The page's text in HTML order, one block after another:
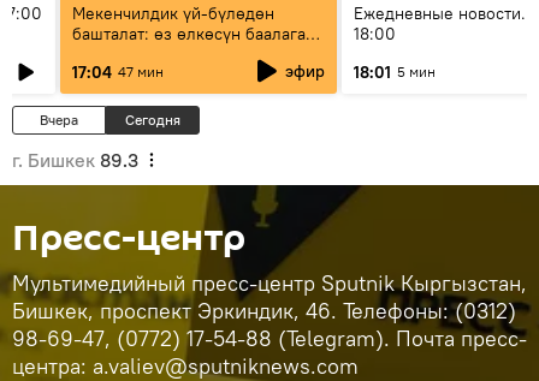
Мекенчилдик үй-бүлөдөн
башталат: өз өлкөсүн баалаган
муунду кантип тарбиялоо
керек?
17:04 47 мин эфир
Ежедневные новости.
18:00
18:01 5 мин
Вчера Сегодня
г. Бишкек 89.3
Пресс-центр
Мультимедийный пресс-центр Sputnik Кыргызстан,
Бишкек, проспект Эркиндик, 46. Телефоны: (0312)
98-69-47, (0772) 17-54-88 (Telegram). Почта пресс-
центра: a.valiev@sputniknews.com